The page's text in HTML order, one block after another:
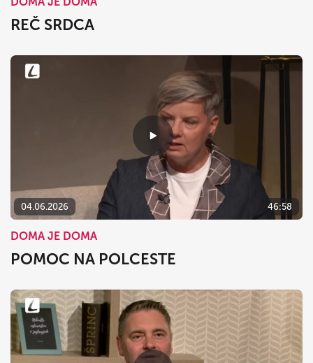
REČ SRDCA
04.06.2026 46:58
DOMA JE DOMA
POMOC NA POLCESTE